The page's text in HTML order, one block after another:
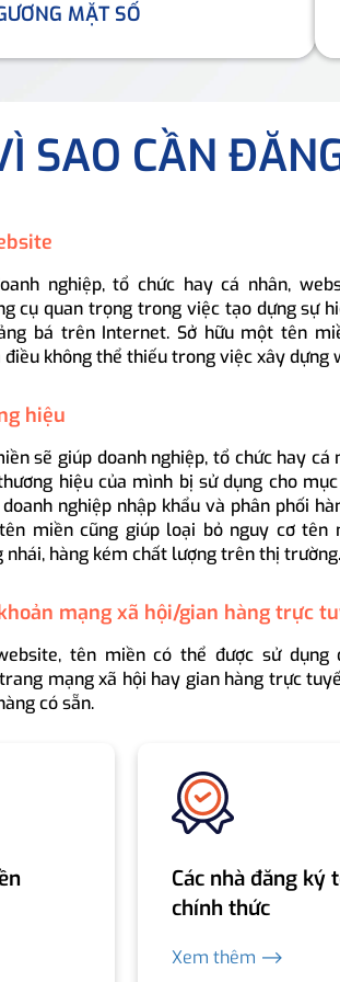
MẶT SỐ
SAO CẦN
nghiệp, tổ chức hay cá nhân,
cụ quan trọng trong việc tạo dựng sự
bá trên Internet. Sở hữu một tên
không thể thiếu trong việc xây dựng
hiệu
sẽ giúp doanh nghiệp, tổ chức hay cá
hiệu của mình bị sử dụng cho
nghiệp nhập khẩu và phân phối
miền cũng giúp loại bỏ nguy cơ tên
nhái, hàng kém chất lượng trên thị trường.
mạng xã hội/gian hàng trực
tên miền có thể được sử dụng
mạng xã hội hay gian hàng trực
có sẵn.
Các nhà đăng ký
chính thức
Xem thêm ⟶